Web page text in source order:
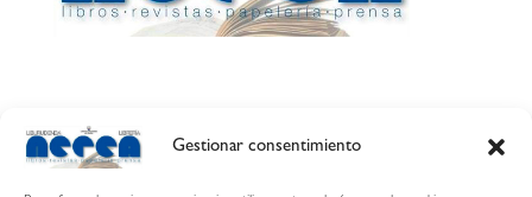
Gestionar consentimiento
Calle Esquíroz, 27